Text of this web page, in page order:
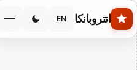
Skip to main content
انتروبانكا EN